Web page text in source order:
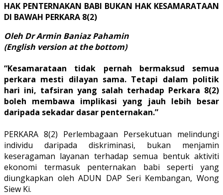
HAK PENTERNAKAN BABI BUKAN HAK KESAMARATAAN
DI BAWAH PERKARA 8(2)
Oleh Dr Armin Baniaz Pahamin
(English version at the bottom)
“Kesamarataan tidak pernah bermaksud semua
perkara mesti dilayan sama. Tetapi dalam politik
hari ini, tafsiran yang salah terhadap Perkara 8(2)
boleh membawa implikasi yang jauh lebih besar
daripada sekadar dasar penternakan.”
PERKARA 8(2) Perlembagaan Persekutuan melindungi
individu daripada diskriminasi, bukan menjamin
keseragaman layanan terhadap semua bentuk aktiviti
ekonomi termasuk penternakan babi seperti yang
diungkapkan oleh ADUN DAP Seri Kembangan, Wong
Siew Ki.